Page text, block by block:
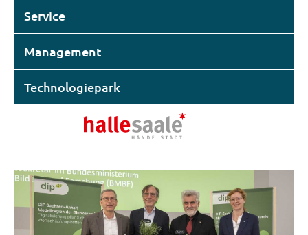
Service
Management
Technologiepark